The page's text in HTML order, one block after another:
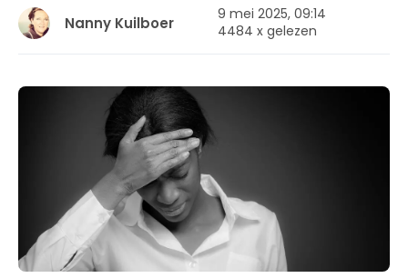
Nanny Kuilboer
9 mei 2025, 09:14
4484 x gelezen